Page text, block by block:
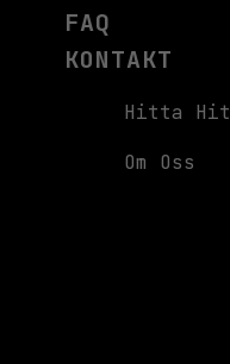
FAQ
KONTAKT
Hitta Hit
Om Oss